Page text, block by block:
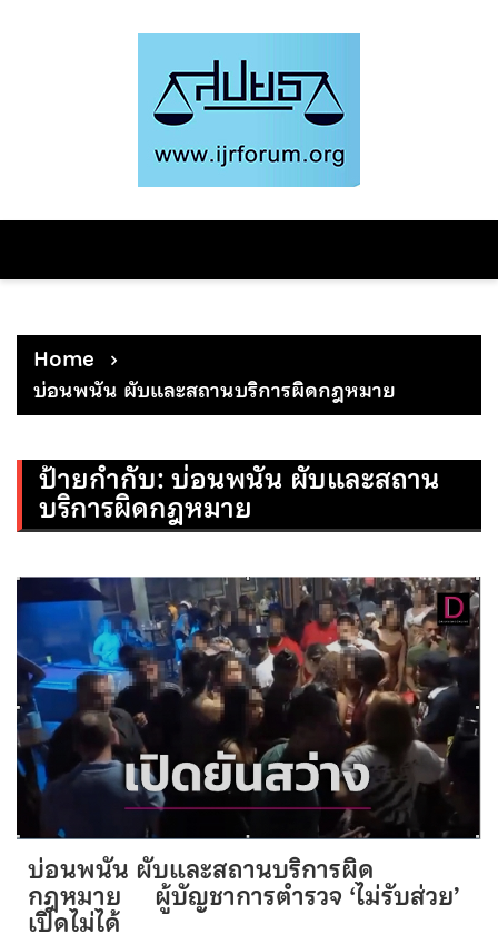
Home
บ่อนพนัน ผับและสถานบริการผิดกฎหมาย
ป้ายกำกับ:บ่อนพนัน ผับและสถาน
บริการผิดกฎหมาย
บ่อนพนัน ผับและสถานบริการผิด
กฎหมาย ผู้บัญชาการตำรวจ ‘ไม่รับส่วย’
เปิดไม่ได้